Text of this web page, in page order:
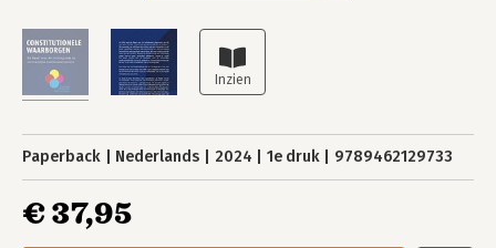
Paperback Nederlands 2024 1e druk 9789462129733
€ 37,95